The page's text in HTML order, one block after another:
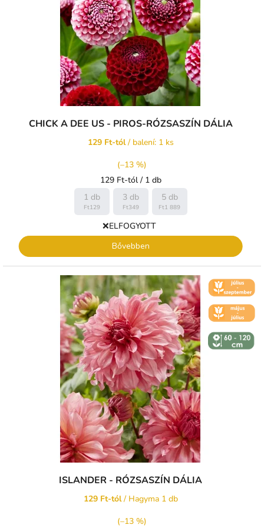
CHICK A DEE US - PIROS-RÓZSASZÍN DÁLIA
129 Ft-tól/ balení: 1 ks
(–13 %)
Egységár:
129 Ft-tól / 1 db
1 db
Ft129
3 db
Ft349
5 db
Ft1 889
❌ELFOGYOTT
Bővebben
🌼 KVĚT -
ČERVENEC
🌼 KVĚT -
ČERVEN
↕️ VÝŠKA 60
- 120 CM
ISLANDER - RÓZSASZÍN DÁLIA
129 Ft-tól/ Hagyma 1 db
(–13 %)